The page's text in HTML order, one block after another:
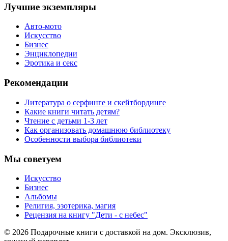
Лучшие экземпляры
Авто-мото
Искусство
Бизнес
Энциклопедии
Эротика и секс
Рекомендации
Литература о серфинге и скейтбординге
Какие книги читать детям?
Чтение с детьми 1-3 лет
Как организовать домашнюю библиотеку
Особенности выбора библиотеки
Мы советуем
Искусство
Бизнес
Альбомы
Религия, эзотерика, магия
Рецензия на книгу "Дети - с небес"
© 2026 Подарочные книги с доставкой на дом. Эксклюзив,